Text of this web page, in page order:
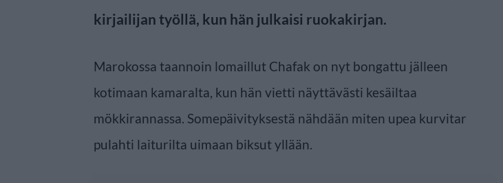
kirjailijan työllä, kun hän julkaisi ruokakirjan.
Marokossa taannoin lomaillut Chafak on nyt bongattu jälleen
kotimaan kamaralta, kun hän vietti näyttävästi kesäiltaa
mökkirannassa. Somepäivityksestä nähdään miten upea kurvitar
pulahti laiturilta uimaan biksut yllään.